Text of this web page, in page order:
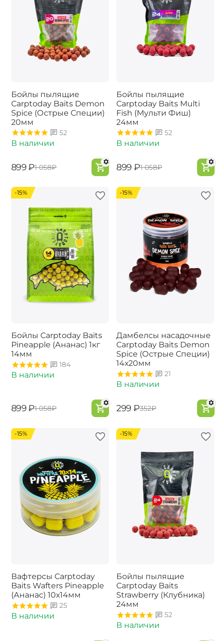
Бойлы пылящие
Carptoday Baits Demon
Spice (Острые Специи)
20мм
52
В наличии
‍899‍ ₽‍1 058‍₽
Бойлы пылящие
Carptoday Baits Multi
Fish (Мульти Фиш)
24мм
52
В наличии
‍899‍ ₽‍1 058‍₽
-15%
Бойлы Carptoday Baits
Pineapple (Ананас) 1кг
14мм
184
В наличии
‍899‍ ₽‍1 058‍₽
-15%
Дамбелсы насадочные
Carptoday Baits Demon
Spice (Острые Специи)
14х20мм
21
В наличии
‍299‍ ₽‍352‍₽
-15%
Вафтерсы Carptoday
Baits Wafters Pineapple
(Ананас) 10х14мм
25
В наличии
-15%
Бойлы пылящие
Carptoday Baits
Strawberry (Клубника)
24мм
52
В наличии